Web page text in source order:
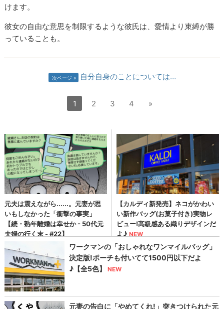
けます。
彼女の自由な意思を制限するような彼氏は、愛情より束縛が勝
っていることも。
次ページ 自分自身のことについては…
1 2 3 4 »